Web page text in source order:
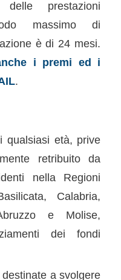
prestazioni
massimo di
è di 24 mesi.
i premi ed i
.
qualsiasi età, prive
retribuito da
nella Regioni
Calabria,
e Molise,
dei fondi
a svolgere